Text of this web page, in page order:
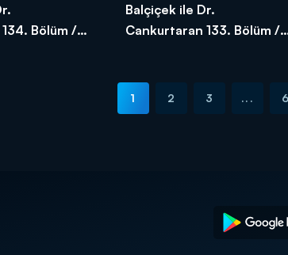
Bölüm /
Balçiçek ile Dr.
Cankurtaran 133. Bölüm /
1 2 3 ... 6